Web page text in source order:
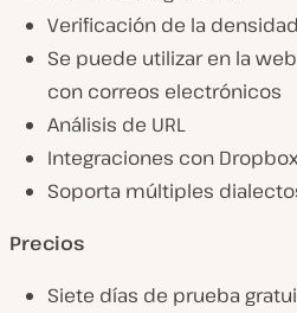
Verificación de la
Se puede utilizar en la
con correos electrónicos
Análisis de URL
Integraciones con
Soporta múltiples
Precios
Siete días de prueba